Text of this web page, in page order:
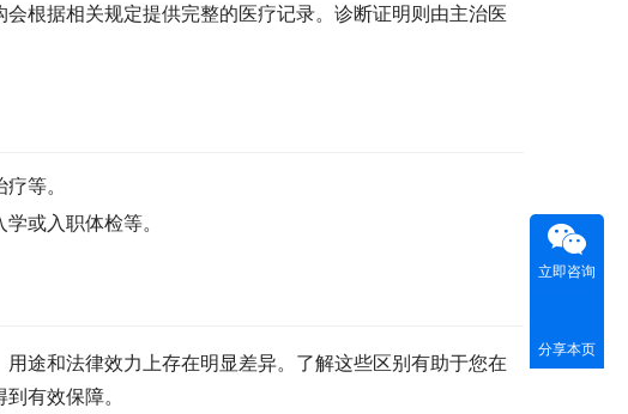
根据相关规定提供完整的医疗记录。诊断证明则由主治医
等。
或入职体检等。
途和法律效力上存在明显差异。了解这些区别有助于您在
有效保障。
立即咨询
分享本页